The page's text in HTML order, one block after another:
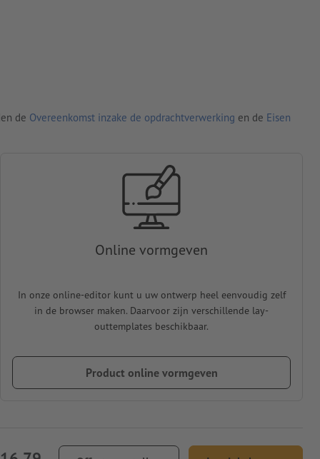
de Overeenkomst inzake de opdrachtverwerking en de Eisen
Online vormgeven
In onze online-editor kunt u uw ontwerp heel eenvoudig zelf
in de browser maken. Daarvoor zijn verschillende lay-
outtemplates beschikbaar.
Product online vormgeven